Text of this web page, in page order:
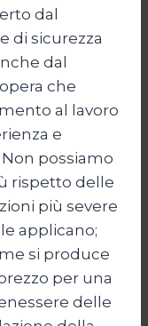
dal
di sicurezza
dal
che
al lavoro
e
possiamo
rispetto delle
più severe
applicano;
si produce
per una
delle